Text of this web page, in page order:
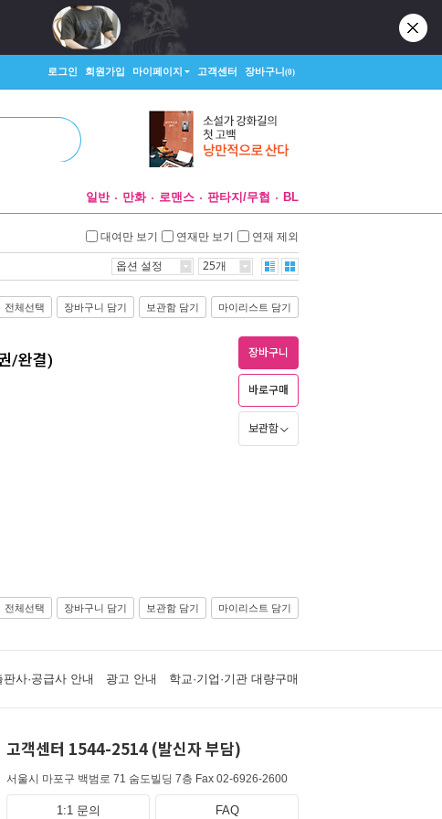
로그인 회원가입 마이페이지 고객센터 장바구니(0)
일반 만화 로맨스 판타지/무협 BL
대여만 보기 연재만 보기 연재 제외
옵션 설정 25개
전체선택 장바구니 담기 보관함 담기 마이리스트 담기
/완결) 장바구니
바로구매
보관함
전체선택 장바구니 담기 보관함 담기 마이리스트 담기
판사·공급사 안내 광고 안내 학교·기업·기관 대량구매
고객센터 1544-2514 (발신자 부담)
서울시 마포구 백범로 71 숨도빌딩 7층 Fax 02-6926-2600
1:1 문의 FAQ